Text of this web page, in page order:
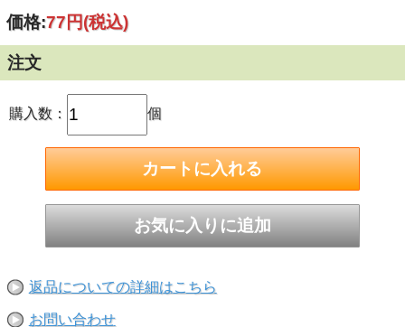
※1度のご注文で200個(本)までとさせて頂きます。201個
(本)以上ご希望の際はお手数ですが再度ご注文くださいま
ご注文前に今一度ご確認くださいませ！
※サイズ・数量お間違えの無いようにご注文をお願い致しま
す。ご注文後のサイズ及び数量交換は承れません。
■ねじ呼び径（太さ・直径）：M10
■長さ：110mm
■寸切ボルト1本・ナット2個・ワッシャー1個のセット
価格:77円(税込)
注文
購入数： 個
返品についての詳細はこちら
お問い合わせ